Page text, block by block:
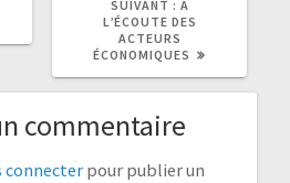
SUIVANT : A
L’ÉCOUTE DES
ACTEURS
ÉCONOMIQUES
commentaire
connecter pour publier un